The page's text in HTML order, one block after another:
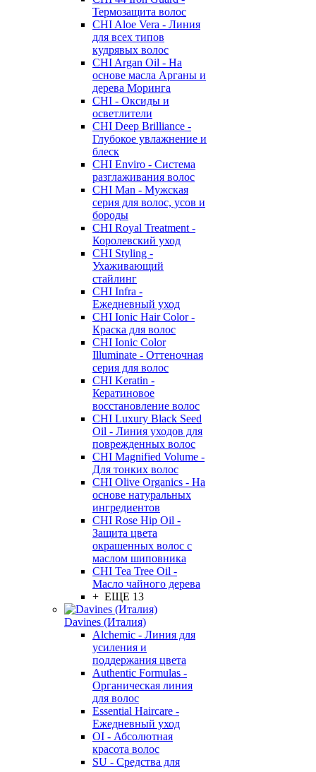
Термозащита волос
CHI Aloe Vera - Линия
для всех типов
кудрявых волос
CHI Argan Oil - На
основе масла Арганы и
дерева Моринга
CHI - Оксиды и
осветлители
CHI Deep Brilliance -
Глубокое увлажнение и
блеск
CHI Enviro - Система
разглаживания волос
CHI Man - Мужская
серия для волос, усов и
бороды
CHI Royal Treatment -
Королевский уход
CHI Styling -
Ухаживающий
стайлинг
CHI Infra -
Ежедневный уход
CHI Ionic Hair Color -
Краска для волос
CHI Ionic Color
Illuminate - Оттеночная
серия для волос
CHI Keratin -
Кератиновое
восстановление волос
CHI Luxury Black Seed
Oil - Линия уходов для
поврежденных волос
CHI Magnified Volume -
Для тонких волос
CHI Olive Organics - На
основе натуральных
ингредиентов
CHI Rose Hip Oil -
Защита цвета
окрашенных волос с
маслом шиповника
CHI Tea Tree Oil -
Масло чайного дерева
+ ЕЩЕ 13
Davines (Италия)
Alchemic - Линия для
усиления и
поддержания цвета
Authentic Formulas -
Органическая линия
для волос
Essential Haircare -
Eжедневный уход
OI - Абсолютная
красота волос
SU - Средства для